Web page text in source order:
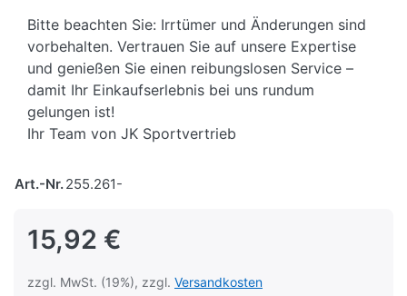
Bitte beachten Sie: Irrtümer und Änderungen sind
vorbehalten. Vertrauen Sie auf unsere Expertise
und genießen Sie einen reibungslosen Service –
damit Ihr Einkaufserlebnis bei uns rundum
gelungen ist!
Ihr Team von JK Sportvertrieb
Art.-Nr.255.261-
15,92 €
zzgl. MwSt. (19%), zzgl. Versandkosten